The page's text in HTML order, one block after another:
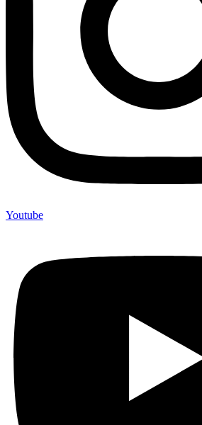
Youtube